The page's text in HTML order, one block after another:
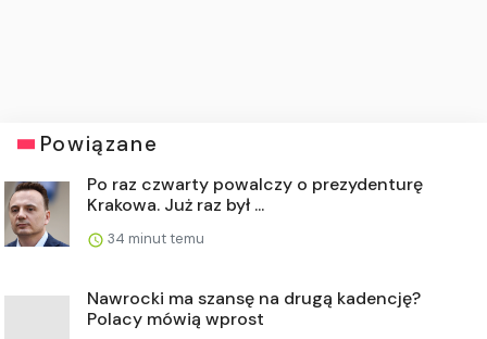
Powiązane
Po raz czwarty powalczy o prezydenturę
Krakowa. Już raz był ...
34 minut temu
Nawrocki ma szansę na drugą kadencję?
Polacy mówią wprost